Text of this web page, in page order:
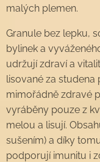
malých plemen.
Granule bez lepku,
bylinek a
udržují zdraví a
lisované za studena
mimořádně zdravé
vyráběny pouze z
melou a lisují.
sušením) a díky
podporují imunitu i